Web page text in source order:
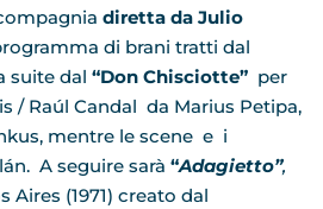
diretta da Julio
di brani tratti dal
suite dal “Don Chisciotte” per
/ Raúl Candal da Marius Petipa,
mentre le scene e i
A seguire sarà “Adagietto”,
(1971) creato dal